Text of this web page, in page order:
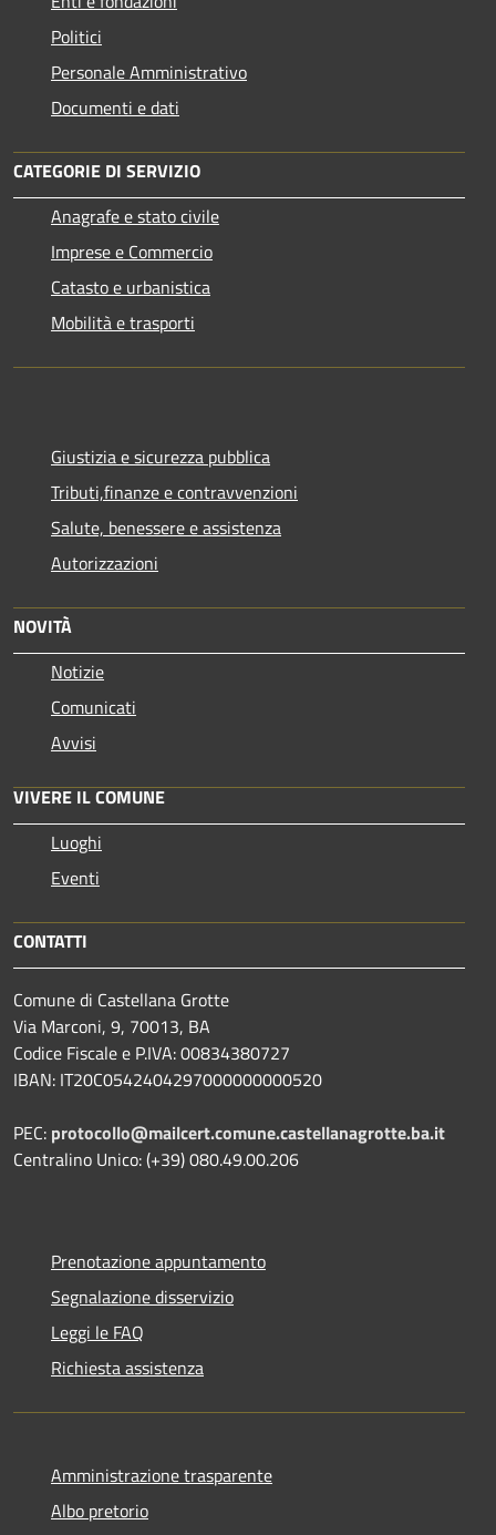
Politici
Personale Amministrativo
Documenti e dati
CATEGORIE DI SERVIZIO
Anagrafe e stato civile
Imprese e Commercio
Catasto e urbanistica
Mobilità e trasporti
Giustizia e sicurezza pubblica
Tributi,finanze e contravvenzioni
Salute, benessere e assistenza
Autorizzazioni
NOVITÀ
Notizie
Comunicati
Avvisi
VIVERE IL COMUNE
Luoghi
Eventi
CONTATTI
Comune di Castellana Grotte
Via Marconi, 9, 70013, BA
Codice Fiscale e P.IVA: 00834380727
IBAN: IT20C0542404297000000000520
PEC: protocollo@mailcert.comune.castellanagrotte.ba.it
Centralino Unico: (+39) 080.49.00.206
Prenotazione appuntamento
Segnalazione disservizio
Leggi le FAQ
Richiesta assistenza
Amministrazione trasparente
Albo pretorio